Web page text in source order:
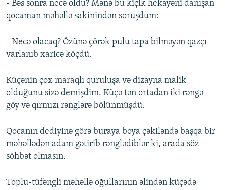
- Bəs sonra necə oldu? Mənə bu kiçik hekayəni danışan
qocaman məhəllə sakinindən soruşdum:
- Necə olacaq? Özünə çörək pulu tapa bilməyən qazçı
varlanıb xaricə köçdü.
Küçənin çox maraqlı quruluşa və dizayna malik
olduğunu sizə demişdim. Küçə tən ortadan iki rəngə -
göy və qırmızı rənglərə bölünmüşdü.
Qocanın dediyinə görə buraya boya çəkiləndə başqa bir
məhəllədən adam gətirib rənglədiblər ki, arada söz-
söhbət olmasın.
Toplu-tüfəngli məhəllə oğullarının əlindən küçədə